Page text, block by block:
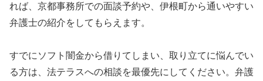
れば、京都事務所での面談予約や、伊根町から通いやすい
弁護士の紹介をしてもらえます。
すでにソフト闇金から借りてしまい、取り立てに悩んでい
る方は、法テラスへの相談を最優先にしてください。弁護